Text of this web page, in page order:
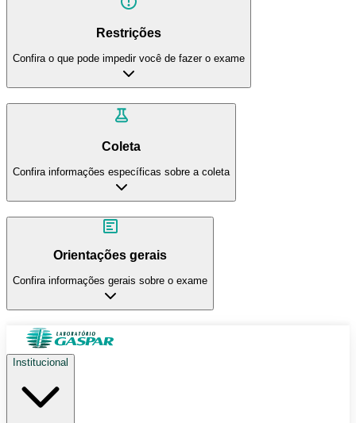
Restrições
Confira o que pode impedir você de fazer o exame
Coleta
Confira informações específicas sobre a coleta
Orientações gerais
Confira informações gerais sobre o exame
Institucional